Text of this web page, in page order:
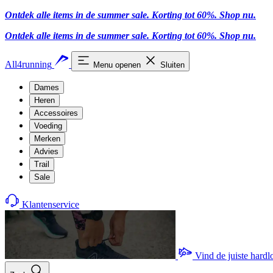
Ontdek alle items in de summer sale. Korting tot 60%. Shop nu.
Ontdek alle items in de summer sale. Korting tot 60%. Shop nu.
All4running Menu openen Sluiten
Dames
Heren
Accessoires
Voeding
Merken
Advies
Trail
Sale
Klantenservice
Vind de juiste